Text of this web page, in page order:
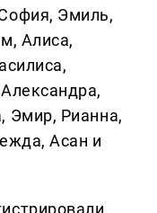
Эмиль,
Алиса,
Эмир, Рианна,
Асан и